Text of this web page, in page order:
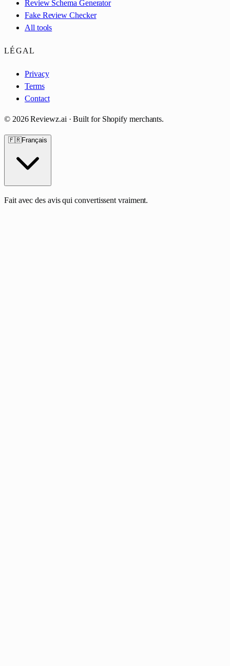
Review Schema Generator
Fake Review Checker
All tools
LÉGAL
Privacy
Terms
Contact
© 2026Reviewz.ai · Built for Shopify merchants.
🇫🇷Français
Fait avec des avis qui convertissent vraiment.